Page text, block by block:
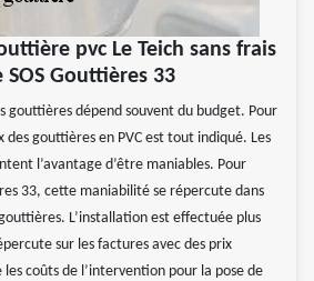
pvc Le Teich sans frais
SOS Gouttières 33
gouttières dépend souvent du budget. Pour
gouttières en PVC est tout indiqué. Les
l’avantage d’être maniables. Pour
33, cette maniabilité se répercute dans
L’installation est effectuée plus
sur les factures avec des prix
coûts de l’intervention pour la pose de